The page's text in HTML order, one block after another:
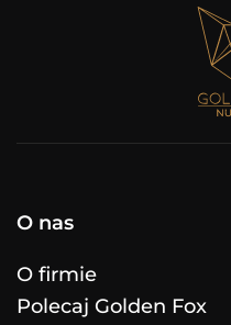
O nas
O firmie
Polecaj Golden Fox